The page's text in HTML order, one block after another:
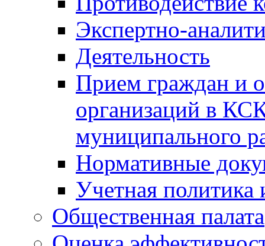
Экспертно-
Деятельность
Прием граждан и
организаций в
муниципального
Нормативные
Учетная политика
Общественная палата